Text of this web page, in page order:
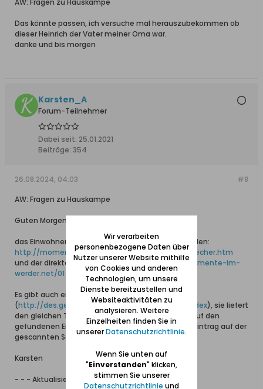
AW: Fragen zu Hauskampe
Das könnte passen, ich versuche mal herauszubekommen ob
dieser Heinrich der Vater meiner Oma war.
danke und bis morgen
Karsten_A
Forum-Teilnehmer
Dabei seit: 25.01.2021
Beiträge: 354
#8
26.08.2024, 04:03
AW: Fragen zu Hauskampe
Guten Morgen,
das Einwohnerbuch kannst Du auf dieser Seite finden:
http://momente-im-werder.net/01_Offe...essbuecher.htm
und der direkte Link zum Herunterladen: http://momente-im-
werder.net/01_Offe...Ld_1927-28.zip
Es gibt auch eine online-Suche
(http://des.genealogy.net/danzig1927/search/index), sie liefert
den gleichen Treffer und keine weiteren. Ein Klick auf den
gefundenen Eintrag führt übrigens direkt zu dem Eintrag auf der
gescannten Seite.
Karsten
- - - Aktualisiert - - -
Wir verarbeiten
personenbezogene Daten über
Nutzer unserer Website mithilfe
von Cookies und anderen
Technologien, um unsere
Dienste bereitzustellen und
Websiteaktivitäten zu
analysieren. Weitere
Einzelheiten finden Sie in
unsererDatenschutzrichtlinie.
Wenn Sie unten auf
"Einverstanden" klicken,
stimmen Sie unserer
Datenschutzrichtlinie und